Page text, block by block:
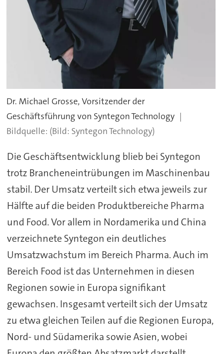
Dr. Michael Grosse, Vorsitzender der
Geschäftsführung von Syntegon Technology
(Bild: Syntegon Technology)
Die Geschäftsentwicklung blieb bei Syntegon
trotz Brancheneintrübungen im Maschinenbau
stabil. Der Umsatz verteilt sich etwa jeweils zur
Hälfte auf die beiden Produktbereiche Pharma
und Food. Vor allem in Nordamerika und China
verzeichnete Syntegon ein deutliches
Umsatzwachstum im Bereich Pharma. Auch im
Bereich Food ist das Unternehmen in diesen
Regionen sowie in Europa signifikant
gewachsen. Insgesamt verteilt sich der Umsatz
zu etwa gleichen Teilen auf die Regionen Europa,
Nord- und Südamerika sowie Asien, wobei